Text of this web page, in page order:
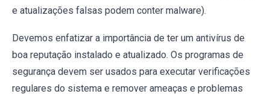
e atualizações falsas podem conter malware).
Devemos enfatizar a importância de ter um antivírus de
boa reputação instalado e atualizado. Os programas de
segurança devem ser usados ​​para executar verificações
regulares do sistema e remover ameaças e problemas